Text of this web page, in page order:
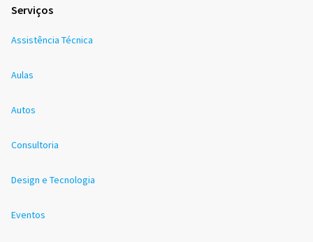
Serviços
Assistência Técnica
Aulas
Autos
Consultoria
Design e Tecnologia
Eventos